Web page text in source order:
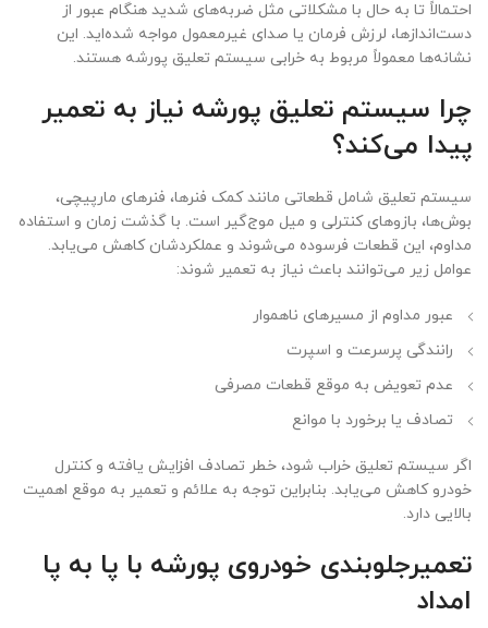
احتمالاً تا به حال با مشکلاتی مثل ضربه‌های شدید هنگام عبور از
دست‌اندازها، لرزش فرمان یا صدای غیرمعمول مواجه شده‌اید. این
نشانه‌ها معمولاً مربوط به خرابی سیستم تعلیق پورشه هستند.
چرا سیستم تعلیق پورشه نیاز به تعمیر
پیدا می‌کند؟
سیستم تعلیق شامل قطعاتی مانند کمک فنرها، فنرهای مارپیچی،
بوش‌ها، بازوهای کنترلی و میل موج‌گیر است. با گذشت زمان و استفاده
مداوم، این قطعات فرسوده می‌شوند و عملکردشان کاهش می‌یابد.
عوامل زیر می‌توانند باعث نیاز به تعمیر شوند:
عبور مداوم از مسیرهای ناهموار
رانندگی پرسرعت و اسپرت
عدم تعویض به موقع قطعات مصرفی
تصادف یا برخورد با موانع
اگر سیستم تعلیق خراب شود، خطر تصادف افزایش یافته و کنترل
خودرو کاهش می‌یابد. بنابراین توجه به علائم و تعمیر به موقع اهمیت
بالایی دارد.
تعمیرجلوبندی خودروی پورشه با پا به پا
امداد